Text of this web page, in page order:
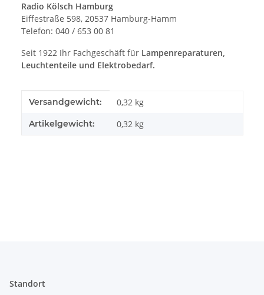
Radio Kölsch Hamburg
Eiffestraße 598, 20537 Hamburg-Hamm
Telefon: 040 / 653 00 81
Seit 1922 Ihr Fachgeschäft für Lampenreparaturen,
Leuchtenteile und Elektrobedarf.
Produkteigenschaft
Wert
Versandgewicht: 0,32 kg
Artikelgewicht: 0,32 kg
Standort